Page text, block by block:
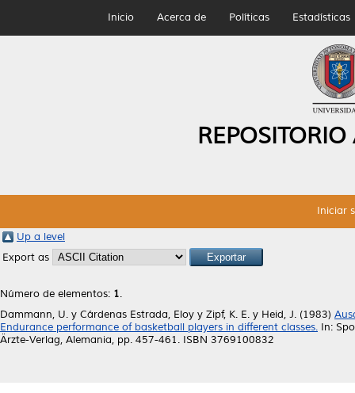
Inicio Acerca de Políticas Estadísticas
Iniciar
Up a level
Export as
Número de elementos: 1.
Dammann, U. y Cárdenas Estrada, Eloy y Zipf, K. E. y Heid, J. (1983)
Endurance performance of basketball players in different classes. In:
Ärzte-Verlag, Alemania, pp. 457-461. ISBN 3769100832